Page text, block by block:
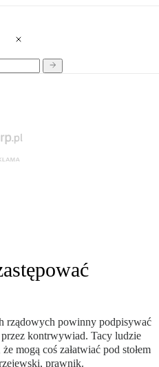
rządowych powinny podpisywać
kontrwywiad. Tacy ludzie
mogą coś załatwiać pod stołem
prawnik.